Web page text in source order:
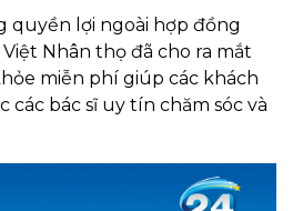
quyền lợi ngoài hợp đồng
Nhân thọ đã cho ra mắt
miễn phí giúp các khách
các bác sĩ uy tín chăm sóc và